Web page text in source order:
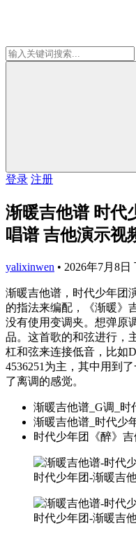
登录 注册
渐暖吉他谱 时代
唱谱 吉他演示视
yalixinwen • 2026年7月8日
渐暖吉他谱，时代少年团
的指法来编配，《渐暖》
没有使用变调夹。想弹原
品。这首歌的和弦进行，
杠和弦来连接低音，比如
4536251为主，其中用到
了离调的感觉。
渐暖吉他谱_G调_时
渐暖吉他谱_时代少
时代少年团《醉》
时代少年团-渐暖吉
时代少年团-渐暖吉